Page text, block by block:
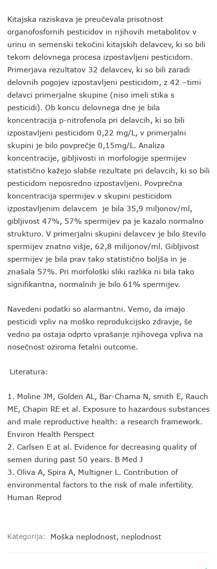
Kitajska raziskava je preučevala prisotnost
organofosfornih pesticidov in njihovih metabolitov v
urinu in semenski tekočini kitajskih delavcev, ki so bili
tekom delovnega procesa izpostavljeni pesticidom.
Primerjava rezultatov 32 delavcev, ki so bili zaradi
delovnih pogojev izpostavljeni pesticidom, z 42 –timi
delavci primerjalne skupine (niso imeli stika s
pesticidi). Ob koncu delovnega dne je bila
koncentracija p-nitrofenola pri delavcih, ki so bili
izpostavljeni pesticidom 0,22 mg/L, v primerjalni
skupini je bilo povprečje 0,15mg/L. Analiza
koncentracije, gibljivosti in morfologije spermijev
statistično kažejo slabše rezultate pri delavcih, ki so bili
pesticidom neposredno izpostavljeni. Povprečna
koncentracija spermijev v skupini pesticidom
izpostavljenim delavcem je bila 35,9 miljonov/ml,
gibljivost 47%, 57% spermijev pa je kazalo normalno
strukturo. V primerjalni skupini delavcev je bilo število
spermijev znatno višje, 62,8 milijonov/ml. Gibljivost
spermijev je bila prav tako statistično boljša in je
znašala 57%. Pri morfološki sliki razlika ni bila tako
signifikantna, normalnih je bilo 61% spermijev.
Navedeni podatki so alarmantni. Vemo, da imajo
pesticidi vpliv na moško reprodukcijsko zdravje, še
vedno pa ostaja odprto vprašanje njihovega vpliva na
nosečnost oziroma fetalni outcome.
Literatura:
1. Moline JM, Golden AL, Bar-Chama N, smith E, Rauch
ME, Chapin RE et al. Exposure to hazardous substances
and male reproductive health: a research framework.
Environ Health Perspect
2. Carlsen E at al. Evidence for decreasing quality of
semen during past 50 years. B Med J
3. Oliva A, Spira A, Multigner L. Contribution of
environmental factors to the risk of male infertility.
Human Reprod
Kategorija: Moška neplodnost, neplodnost